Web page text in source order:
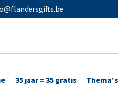
35 jaar = 35 gratis Thema's